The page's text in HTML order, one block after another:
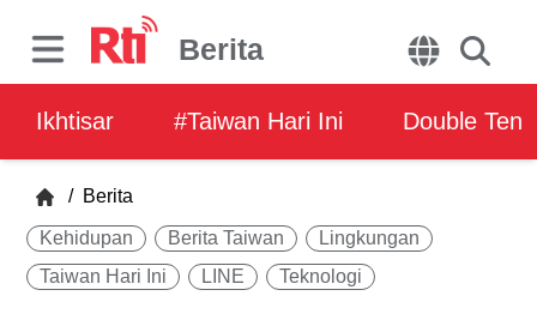
Berita
Ikhtisar #Taiwan Hari Ini Double Ten
/ Berita
Kehidupan Berita Taiwan
Lingkungan
Taiwan Hari Ini
LINE Teknologi